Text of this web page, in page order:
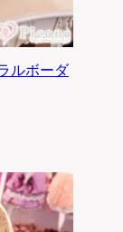
ルボーダ